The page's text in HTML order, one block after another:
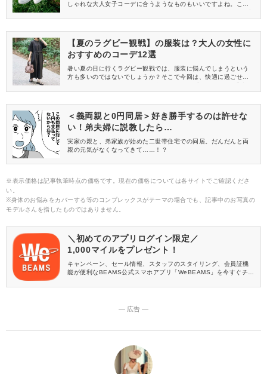
しゃれな大人女子コーデに合うようなものもいいですよね。ここ
ランドから、ランニング・ウォーキングに適したカジュアル＆ス
ト。シーンごとに使い分けるのもおすすめですよ。
【夏のラグビー観戦】の服装は？大人の女性に
おすすめのコーデ12選
暑い夏の日に行くラグビー観戦では、服装に悩んでしまうという
方も多いのではないでしょうか？そこで今回は、快適に過ごせる
のアイテムでマネできるので、必見ですよ！
＜義両親と0円同居＞好き勝手するのは許せな
い！弟夫婦に説教したら…
実家の親と、弟家族が始めた二世帯住宅での同居。だんだんと両
親の元気がなくなってきて……！？
※表示価格は記事執筆時点の価格です。現在の価格については各サイトでご確認くださ
い。
※身体のお悩みをカバーする等のコンプレックスがテーマの場合でも、記事中のお写真の
モデルさんを指したものではありません。
＼初めてのアプリログイン限定／
1,000マイルをプレゼント！
キャンペーン、セール情報、スタッフのスタイリング、会員証機
能が便利なBEAMS公式スマホアプリ「WeBEAMS」を今すぐチェ
― 広告 ―